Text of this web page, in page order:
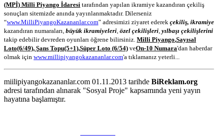
(MPİ) Milli Piyango İdaresi tarafından yapılan ikramiye kazandıran çekiliş
sonuçları sitemizde anında yayınlanmaktadır. Dilerseniz
“www.MilliPiyangoKazananlar.com” adresimizi ziyaret ederek çekiliş, ikramiye
kazandıran numaraları, büyük ikramiyeleri özel çekilişleri yılbaşı çekilişlerini
takip edebilir devreden oyunları öğrene bilirsiniz. Milli Piyango,Sayısal
Loto(6/49), Şans Topu(5+1),Süper Loto (6/54) veOn-10 Numara'dan haberdar
olmak için www.millipiyangokazananlar.com'a tıklamanız yeterli...
miilipiyangokazananlar.com 01.11.2013 tarihde BiReklam.org
adresi tarafından alınarak "Sosyal Proje" kapsamında yeni yayın
hayatına başlamıştır.